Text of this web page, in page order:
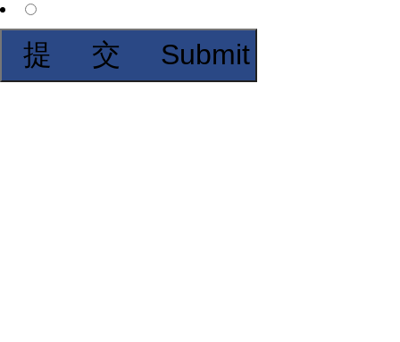
提 交 Submit